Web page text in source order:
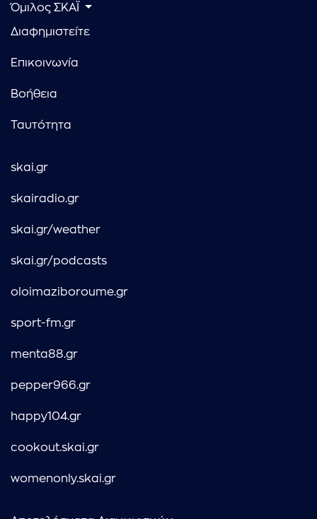
Όμιλος ΣΚΑΪ
Διαφημιστείτε
Επικοινωνία
Βοήθεια
Ταυτότητα
skai.gr
skairadio.gr
skai.gr/weather
skai.gr/podcasts
oloimaziboroume.gr
sport-fm.gr
menta88.gr
pepper966.gr
happy104.gr
cookout.skai.gr
womenonly.skai.gr